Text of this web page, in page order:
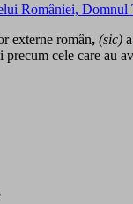
României, Domnul
externe român, (sic)
cele care au